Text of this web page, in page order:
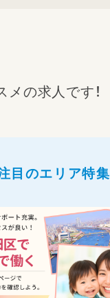
で書類仕事の負担を軽減
笑顔を増やしませんか？
の求人です！
目のエリア特集